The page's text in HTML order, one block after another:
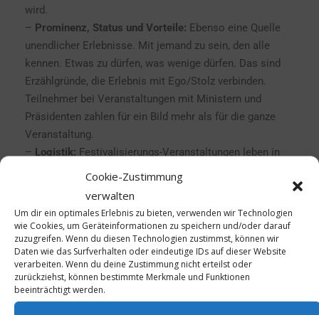
Cookie-Zustimmung
verwalten
Um dir ein optimales Erlebnis zu bieten, verwenden wir Technologien
wie Cookies, um Geräteinformationen zu speichern und/oder darauf
zuzugreifen. Wenn du diesen Technologien zustimmst, können wir
Daten wie das Surfverhalten oder eindeutige IDs auf dieser Website
verarbeiten. Wenn du deine Zustimmung nicht erteilst oder
zurückziehst, können bestimmte Merkmale und Funktionen
beeinträchtigt werden.
wird.
– Prominenz, Status und Vorteile: Ebenso eine Quelle
unendlicher Erlebnisse. Mit jemand zu sein, den alle
kennen. Etwas zu dürfen, was wenige dürfen. Das sind
Erzählgründe, die Erlebnis mit Ego/Stolz verbinden.
Teilnehmer bei Veranstaltungen mit Ministern und
Präsidenten zahlen für ein Bild mehr als für die ganze
Veranstaltung.
– Logistik: Festivalisierungs-Veranstaltungen leben in
Tagungen. Die Logistik, das Bewegen der Teilnehmer von
Limousine ist das eine, sie zu bespielen das Festival.
Der Flug der Gruppe ist das eine, die Wartezeit vorher
und nachher zu bespielen ist das Festival. Ohne
Grenzen…
–Spiele:Menschen spielen gern, wenn es das richtig